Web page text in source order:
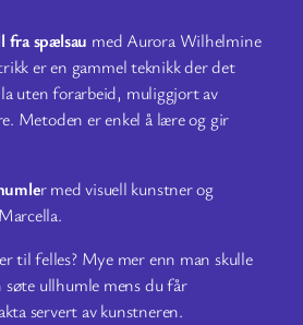
fra spælsau med Aurora Wilhelmine
er en gammel teknikk der det
uten forarbeid, muliggjort av
Metoden er enkel å lære og gir
r med visuell kunstner og
til felles? Mye mer enn man skulle
ullhumle mens du får
servert av kunstneren.